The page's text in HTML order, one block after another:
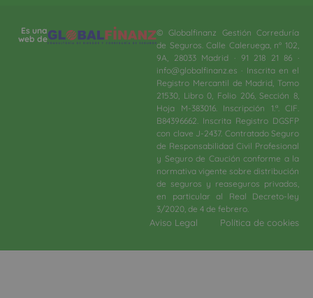
Es una
web de
© Globalfinanz Gestión Correduría
de Seguros. Calle Caleruega, nº 102,
9A, 28033 Madrid · 91 218 21 86 ·
info@globalfinanz.es · Inscrita en el
Registro Mercantil de Madrid, Tomo
21530, Libro 0, Folio 206, Sección 8,
Hoja M-383016. Inscripción 1.ª. CIF.
B84396662. Inscrita Registro DGSFP
con clave J-2437. Contratado Seguro
de Responsabilidad Civil Profesional
y Seguro de Caución conforme a la
normativa vigente sobre distribución
de seguros y reaseguros privados,
en particular al Real Decreto-ley
3/2020, de 4 de febrero.​
Aviso Legal Política de cookies